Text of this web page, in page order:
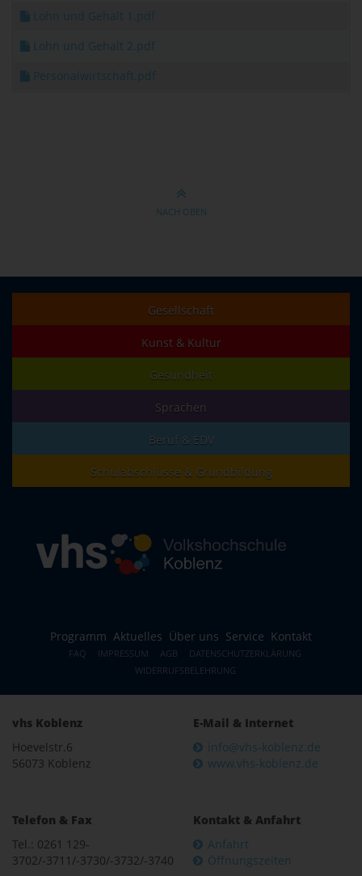
Lohn und Gehalt 1.pdf
Lohn und Gehalt 2.pdf
Personalwirtschaft.pdf
NACH OBEN
Gesellschaft
Kunst & Kultur
Gesundheit
Sprachen
Beruf & EDV
Schulabschlüsse & Grundbildung
Programm Aktuelles Über uns Service Kontakt
FAQ IMPRESSUM AGB
DATENSCHUTZERKLÄRUNG
WIDERRUFSBELEHRUNG
vhs Koblenz
Hoevelstr.6
56073 Koblenz
E-Mail & Internet
info@vhs-koblenz.de
www.vhs-koblenz.de
Telefon & Fax
Tel.: 0261 129-
3702/-3711/-3730/-3732/-3740
Kontakt & Anfahrt
Anfahrt
Öffnungszeiten